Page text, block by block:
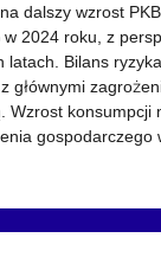
dalszy wzrost
2024 roku, z
latach. Bilans
głównymi
Wzrost konsumpcji
gospodarczego